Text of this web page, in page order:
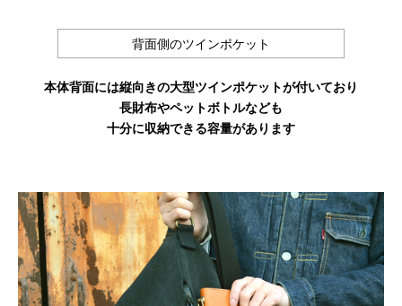
背面側のツインポケット
本体背面には縦向きの大型ツインポケットが付いており
長財布やペットボトルなども
十分に収納できる容量があります